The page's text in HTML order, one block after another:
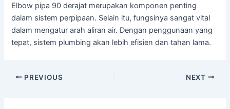
Elbow pipa 90 derajat merupakan komponen penting
dalam sistem perpipaan. Selain itu, fungsinya sangat vital
dalam mengatur arah aliran air. Dengan penggunaan yang
tepat, sistem plumbing akan lebih efisien dan tahan lama.
PREVIOUS NEXT